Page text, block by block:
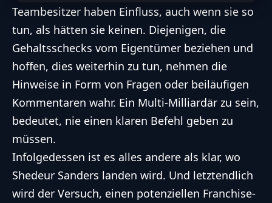
Teambesitzer haben Einfluss, auch wenn sie so
tun, als hätten sie keinen. Diejenigen, die
Gehaltsschecks vom Eigentümer beziehen und
hoffen, dies weiterhin zu tun, nehmen die
Hinweise in Form von Fragen oder beiläufigen
Kommentaren wahr. Ein Multi-Milliardär zu sein,
bedeutet, nie einen klaren Befehl geben zu
müssen.
Infolgedessen ist es alles andere als klar, wo
Shedeur Sanders landen wird. Und letztendlich
wird der Versuch, einen potenziellen Franchise-